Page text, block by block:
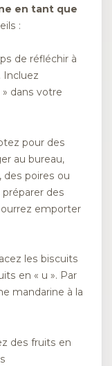
en tant que
:
de réfléchir à
Incluez
dans votre
pour des
au bureau,
poires ou
des
emporter
les biscuits
en « u ». Par
mandarine à la
des fruits en